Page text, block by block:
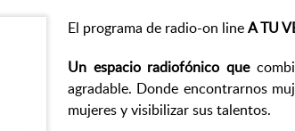
El programa de radio-on lineA TU
Un espacio radiofónico que
agradable. Donde encontrarnos
mujeres y visibilizar sus talentos.